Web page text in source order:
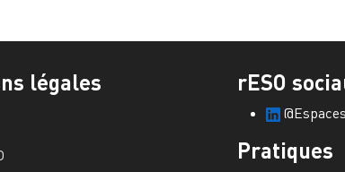
légales rESO
Pratiques